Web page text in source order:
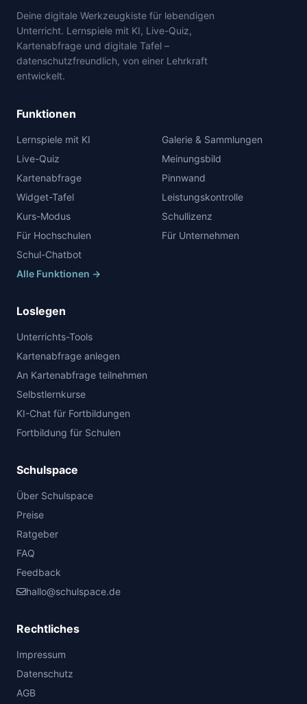
Deine digitale Werkzeugkiste für lebendigen
Unterricht. Lernspiele mit KI, Live-Quiz,
Kartenabfrage und digitale Tafel –
datenschutzfreundlich, von einer Lehrkraft
entwickelt.
Funktionen
Lernspiele mit KI
Galerie & Sammlungen
Live-Quiz
Meinungsbild
Kartenabfrage
Pinnwand
Widget-Tafel
Leistungskontrolle
Kurs-Modus
Schullizenz
Für Hochschulen
Für Unternehmen
Schul-Chatbot
Alle Funktionen →
Loslegen
Unterrichts-Tools
Kartenabfrage anlegen
An Kartenabfrage teilnehmen
Selbstlernkurse
KI-Chat für Fortbildungen
Fortbildung für Schulen
Schulspace
Über Schulspace
Preise
Ratgeber
FAQ
Feedback
hallo@schulspace.de
Rechtliches
Impressum
Datenschutz
AGB